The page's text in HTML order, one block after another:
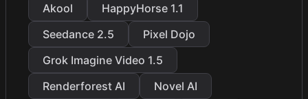
Akool
HappyHorse 1.1
Seedance 2.5
Pixel Dojo
Grok Imagine Video 1.5
Renderforest AI
Novel AI